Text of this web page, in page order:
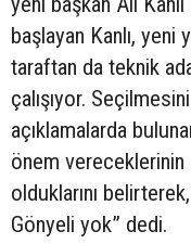
başlayan Kanlı,
taraftan da teknik
çalışıyor.
açıklamalarda
önem vereceklerinin
olduklarını
Gönyeli yok” dedi.